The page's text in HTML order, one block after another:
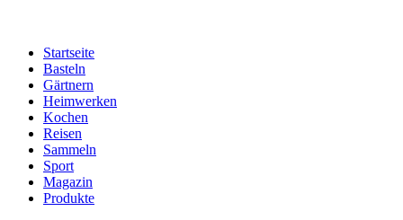
Startseite
Basteln
Gärtnern
Heimwerken
Kochen
Reisen
Sammeln
Sport
Magazin
Produkte